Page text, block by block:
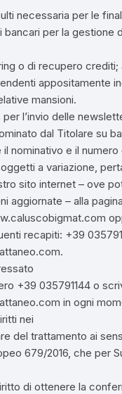
necessaria per le
bancari per la gestione
o di recupero crediti;
appositamente
mansioni.
l’invio delle
dal Titolare su
nominativo e il
a variazione,
sito internet – ove
aggiornate – alla
recapiti: +39
+39 035791144 o
in ogni
nei
del trattamento ai
679/2016, che per
di ottenere la